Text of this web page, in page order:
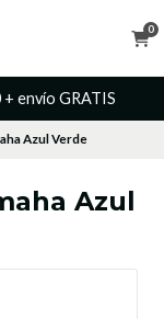
0
envío GRATIS
Azul Verde
Azul